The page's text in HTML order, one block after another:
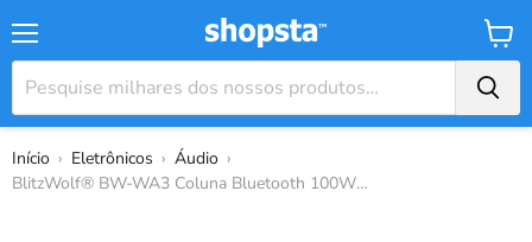
Início › Eletrônicos › Áudio ›
BlitzWolf® BW-WA3 Coluna Bluetooth 100W Co...